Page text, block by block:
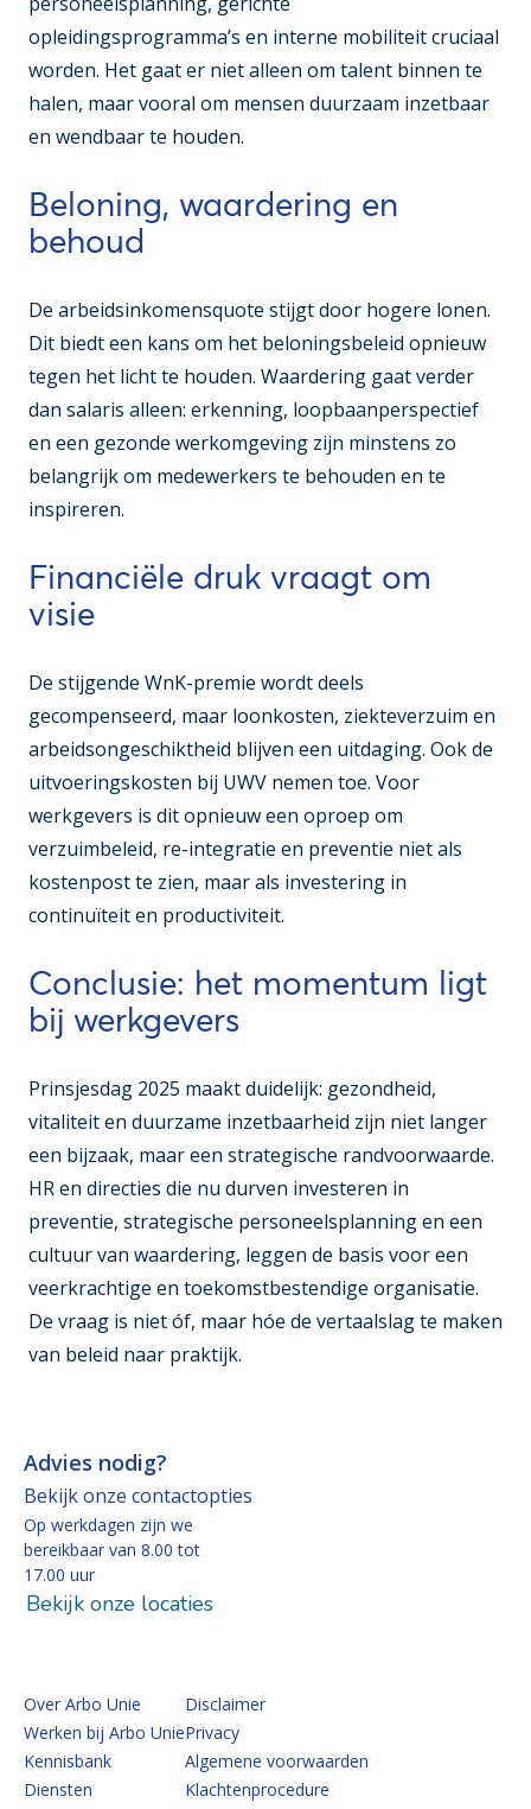
opleidingsprogramma’s en interne mobiliteit cruciaal
worden. Het gaat er niet alleen om talent binnen te
halen, maar vooral om mensen duurzaam inzetbaar
en wendbaar te houden.
Beloning, waardering en
behoud
De arbeidsinkomensquote stijgt door hogere lonen.
Dit biedt een kans om het beloningsbeleid opnieuw
tegen het licht te houden. Waardering gaat verder
dan salaris alleen: erkenning, loopbaanperspectief
en een gezonde werkomgeving zijn minstens zo
belangrijk om medewerkers te behouden en te
inspireren.
Financiële druk vraagt om
visie
De stijgende WnK-premie wordt deels
gecompenseerd, maar loonkosten, ziekteverzuim en
arbeidsongeschiktheid blijven een uitdaging. Ook de
uitvoeringskosten bij UWV nemen toe. Voor
werkgevers is dit opnieuw een oproep om
verzuimbeleid, re-integratie en preventie niet als
kostenpost te zien, maar als investering in
continuïteit en productiviteit.
Conclusie: het momentum ligt
bij werkgevers
Prinsjesdag 2025 maakt duidelijk: gezondheid,
vitaliteit en duurzame inzetbaarheid zijn niet langer
een bijzaak, maar een strategische randvoorwaarde.
HR en directies die nu durven investeren in
preventie, strategische personeelsplanning en een
cultuur van waardering, leggen de basis voor een
veerkrachtige en toekomstbestendige organisatie.
De vraag is niet óf, maar hóe de vertaalslag te maken
van beleid naar praktijk.
Advies nodig?
Bekijk onze contactopties
Op werkdagen zijn we
bereikbaar van 8.00 tot
17.00 uur
Bekijk onze locaties
Over Arbo Unie
Werken bij Arbo Unie
Kennisbank
Diensten
Disclaimer
Privacy
Algemene voorwaarden
Klachtenprocedure